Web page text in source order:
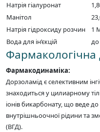
Натрія гіалуронат
Манітол
Натрія гідроксиду розчин
1
Вода для ін’єкцій
до
Фармакологічна
Фармакодинаміка:
Дорзоламід є селективним
знаходиться у цилиарному
іонів бикарбонату, що веде
внутрішньоочної рідини та
(ВГД).